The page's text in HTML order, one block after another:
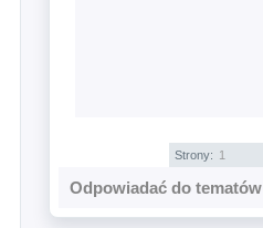
Strony: 1
Odpowiadać do